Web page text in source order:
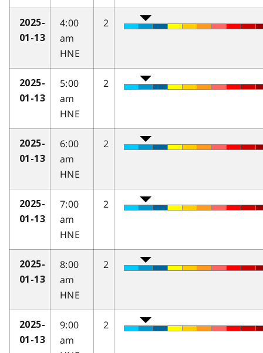
2025-
01-13
4:00
am
HNE
2
2025-
01-13
5:00
am
HNE
2
2025-
01-13
6:00
am
HNE
2
2025-
01-13
7:00
am
HNE
2
2025-
01-13
8:00
am
HNE
2
2025-
01-13
9:00
am
2